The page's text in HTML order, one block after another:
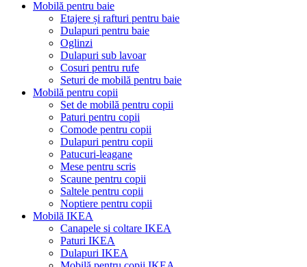
Mobilă pentru baie
Etajere și rafturi pentru baie
Dulapuri pentru baie
Oglinzi
Dulapuri sub lavoar
Cosuri pentru rufe
Seturi de mobilă pentru baie
Mobilă pentru copii
Set de mobilă pentru copii
Paturi pentru copii
Comode pentru copii
Dulapuri pentru copii
Patucuri-leagane
Mese pentru scris
Scaune pentru copii
Saltele pentru copii
Noptiere pentru copii
Mobilă IKEA
Canapele si coltare IKEA
Paturi IKEA
Dulapuri IKEA